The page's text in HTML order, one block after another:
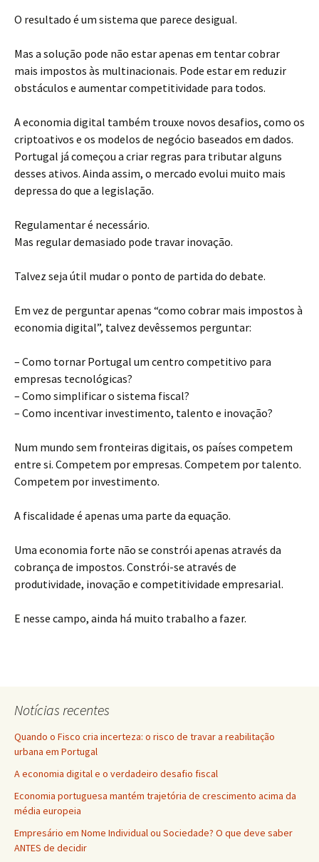
O resultado é um sistema que parece desigual.
Mas a solução pode não estar apenas em tentar cobrar
mais impostos às multinacionais. Pode estar em reduzir
obstáculos e aumentar competitividade para todos.
A economia digital também trouxe novos desafios, como os
criptoativos e os modelos de negócio baseados em dados.
Portugal já começou a criar regras para tributar alguns
desses ativos. Ainda assim, o mercado evolui muito mais
depressa do que a legislação.
Regulamentar é necessário.
Mas regular demasiado pode travar inovação.
Talvez seja útil mudar o ponto de partida do debate.
Em vez de perguntar apenas “como cobrar mais impostos à
economia digital”, talvez devêssemos perguntar:
– Como tornar Portugal um centro competitivo para
empresas tecnológicas?
– Como simplificar o sistema fiscal?
– Como incentivar investimento, talento e inovação?
Num mundo sem fronteiras digitais, os países competem
entre si. Competem por empresas. Competem por talento.
Competem por investimento.
A fiscalidade é apenas uma parte da equação.
Uma economia forte não se constrói apenas através da
cobrança de impostos. Constrói-se através de
produtividade, inovação e competitividade empresarial.
E nesse campo, ainda há muito trabalho a fazer.
Notícias recentes
Quando o Fisco cria incerteza: o risco de travar a reabilitação
urbana em Portugal
A economia digital e o verdadeiro desafio fiscal
Economia portuguesa mantém trajetória de crescimento acima da
média europeia
Empresário em Nome Individual ou Sociedade? O que deve saber
ANTES de decidir